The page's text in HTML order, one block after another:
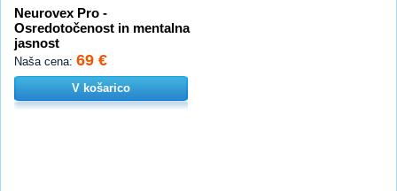
Neurovex Pro -
Osredotočenost in mentalna
jasnost
Naša cena: 69 €
V košarico